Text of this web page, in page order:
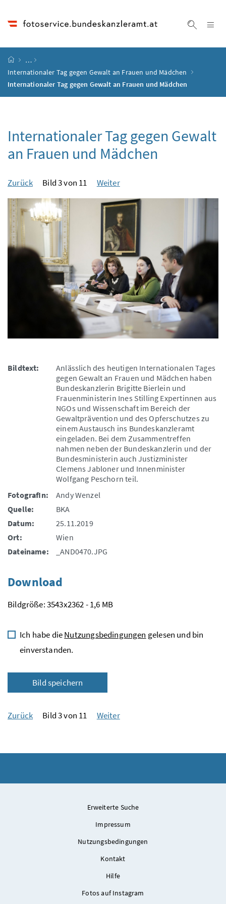
Startseite
…
Internationaler Tag gegen Gewalt an Frauen und Mädchen
Internationaler Tag gegen Gewalt an Frauen und Mädchen
Internationaler Tag gegen Gewalt
an Frauen und Mädchen
Zurück Bild 3 von 11 Weiter
Bildtext:
Anlässlich des heutigen Internationalen Tages
gegen Gewalt an Frauen und Mädchen haben
Bundeskanzlerin Brigitte Bierlein und
Frauenministerin Ines Stilling Expertinnen aus
NGOs und Wissenschaft im Bereich der
Gewaltprävention und des Opferschutzes zu
einem Austausch ins Bundeskanzleramt
eingeladen. Bei dem Zusammentreffen
nahmen neben der Bundeskanzlerin und der
Bundesministerin auch Justizminister
Clemens Jabloner und Innenminister
Wolfgang Peschorn teil.
FotografIn:
Andy Wenzel
Quelle:
BKA
Datum:
25.11.2019
Ort:
Wien
Dateiname:
_AND0470.JPG
Download
Bildgröße: 3543x2362 - 1,6 MB
Ich habe dieNutzungsbedingungen gelesen und bin
einverstanden.
Bild speichern
Zurück Bild 3 von 11 Weiter
Erweiterte Suche
Impressum
Nutzungsbedingungen
Kontakt
Hilfe
Fotos auf Instagram